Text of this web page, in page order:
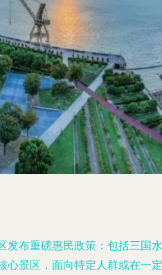
发布重磅惠民政策：包括三国水
心景区，面向特定人群或在一定